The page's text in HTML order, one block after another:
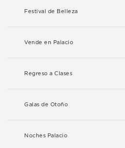
Festival de Belleza
Vende en Palacio
Regreso a Clases
Galas de Otoño
Noches Palacio